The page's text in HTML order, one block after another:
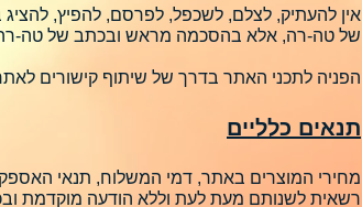
אין להעתיק, לצלם, לשכפל, לפרסם, להפיץ, להציג
של טה-רה, אלא בהסכמה מראש ובכתב של טה-רה. סעיף זה אינו חל על 3
הפניה לתכני האתר בדרך של שיתוף קישורים
תנאים כלליים
מחירי המוצרים באתר, דמי המשלוח, תנאי
רשאית לשנותם מעת לעת וללא הודעה מוקדמת